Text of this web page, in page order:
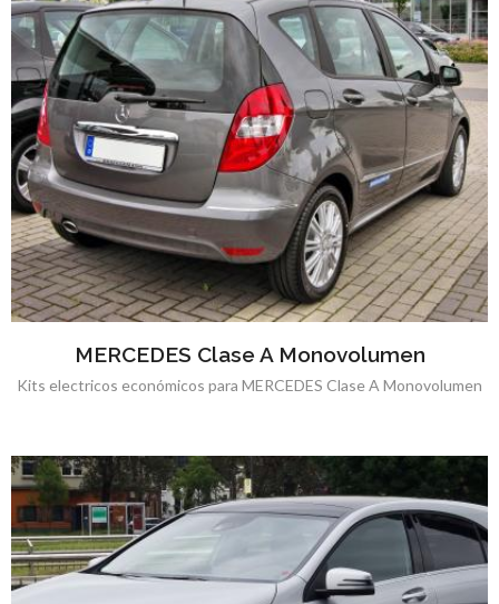
MERCEDES Clase A Monovolumen
Kits electricos económicos para MERCEDES Clase A Monovolumen